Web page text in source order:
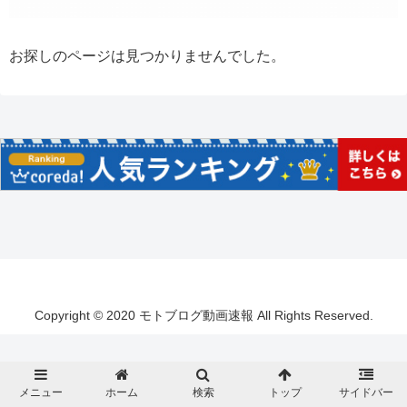
お探しのページは見つかりませんでした。
Copyright © 2020 モトブログ動画速報 All Rights Reserved.
メニュー ホーム 検索 トップ サイドバー